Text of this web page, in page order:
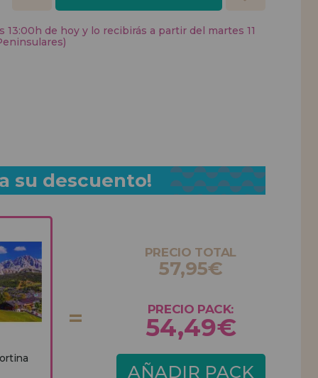
13:00h de hoy y lo recibirás a partir del martes 11
su descuento!
PRECIO TOTAL
57,95€
PRECIO PACK:
54,49€
AÑADIR PACK